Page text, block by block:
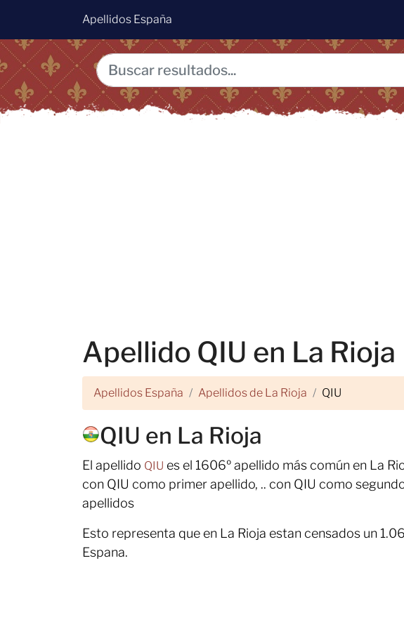
Apellidos España
Apellido QIU en La Rioja
Apellidos España Apellidos de La Rioja QIU
QIU en La Rioja
El apellido QIU es el 1606º apellido más común en La
con QIU como primer apellido, .. con QIU como
apellidos
Esto representa que en La Rioja estan censados un
Espana.